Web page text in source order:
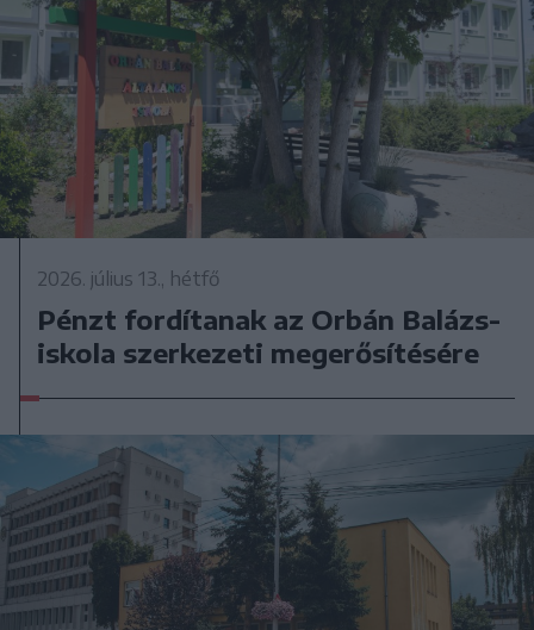
2026. július 13., hétfő
Pénzt fordítanak az Orbán Balázs-
iskola szerkezeti megerősítésére